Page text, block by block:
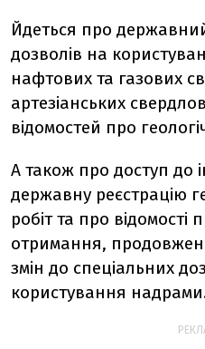
Йдеться про
дозволів на
нафтових та газових
артезіанських
відомостей про
А також про доступ до
державну реєстрацію
робіт та про відомості
отримання,
змін до спеціальних
користування